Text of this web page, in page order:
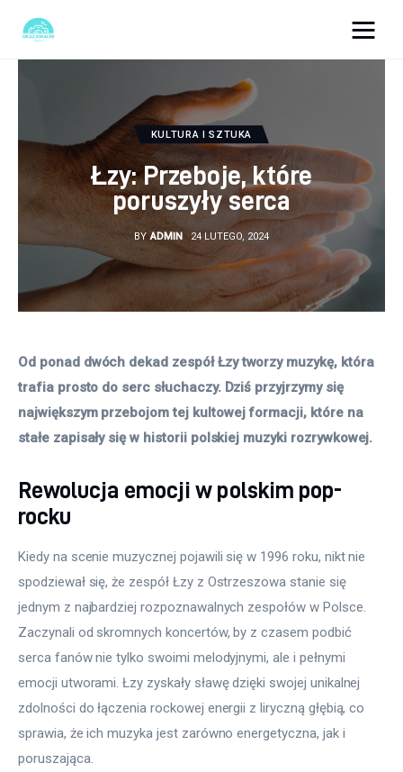
Turystyka
Lifestyle
Dom i ogród
Uroda
KULTURA I SZTUKA
Łzy: Przeboje, które
poruszyły serca
BY ADMIN 24 LUTEGO, 2024
Od ponad dwóch dekad zespół Łzy tworzy muzykę, która
trafia prosto do serc słuchaczy. Dziś przyjrzymy się
największym przebojom tej kultowej formacji, które na
stałe zapisały się w historii polskiej muzyki rozrywkowej.
Rewolucja emocji w polskim pop-
rocku
Kiedy na scenie muzycznej pojawili się w 1996 roku, nikt nie
spodziewał się, że zespół Łzy z Ostrzeszowa stanie się
jednym z najbardziej rozpoznawalnych zespołów w Polsce.
Zaczynali od skromnych koncertów, by z czasem podbić
serca fanów nie tylko swoimi melodyjnymi, ale i pełnymi
emocji utworami. Łzy zyskały sławę dzięki swojej unikalnej
zdolności do łączenia rockowej energii z liryczną głębią, co
sprawia, że ich muzyka jest zarówno energetyczna, jak i
poruszająca.